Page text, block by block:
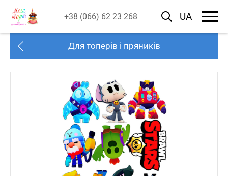
+38 (066) 62 23 268 UA
Для топерів і пряників